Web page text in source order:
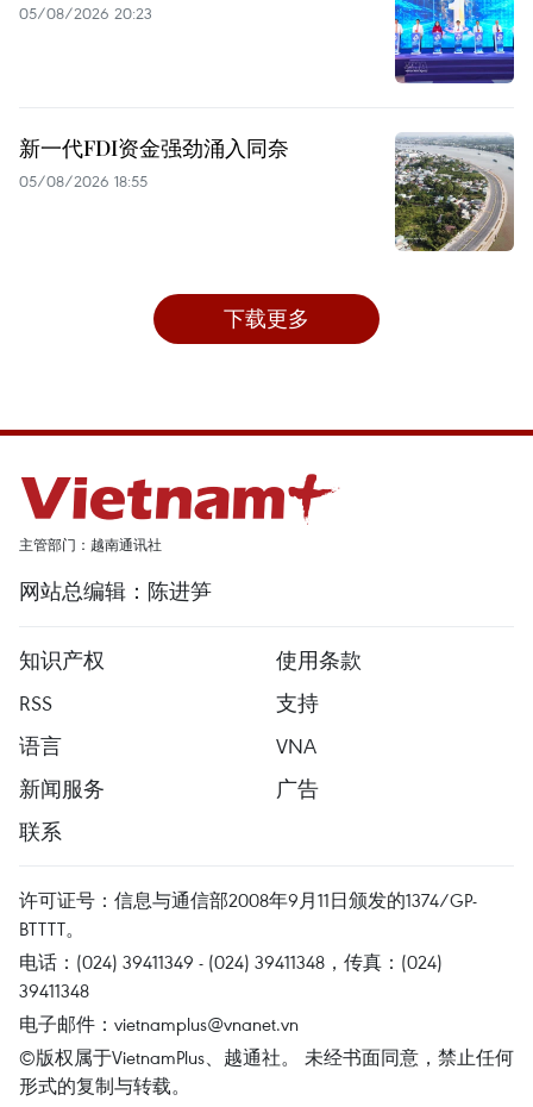
05/08/2026 20:23
新一代FDI资金强劲涌入同奈
05/08/2026 18:55
下载更多
主管部门：越南通讯社
网站总编辑：陈进笋
知识产权
使用条款
RSS
支持
语言
VNA
新闻服务
广告
联系
许可证号：信息与通信部2008年9月11日颁发的1374/GP-
BTTTT。
电话：(024) 39411349 - (024) 39411348，传真：(024)
39411348
电子邮件： vietnamplus@vnanet.vn
©版权属于VietnamPlus、越通社。 未经书面同意，禁止任何
形式的复制与转载。